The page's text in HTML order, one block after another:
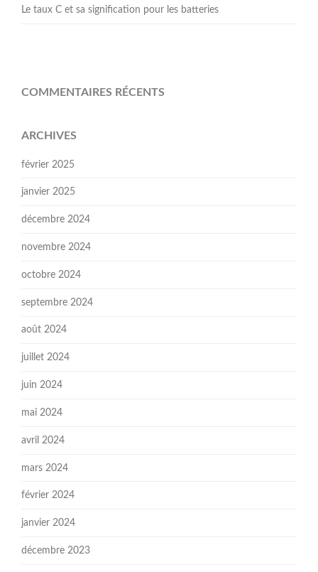
Le taux C et sa signification pour les batteries
COMMENTAIRES RÉCENTS
ARCHIVES
février 2025
janvier 2025
décembre 2024
novembre 2024
octobre 2024
septembre 2024
août 2024
juillet 2024
juin 2024
mai 2024
avril 2024
mars 2024
février 2024
janvier 2024
décembre 2023